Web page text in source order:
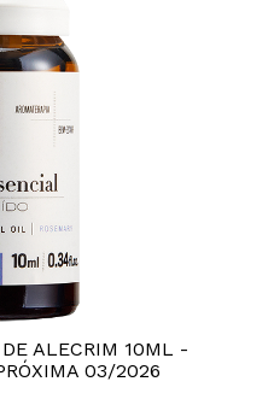
ALECRIM 10ML -
03/2026